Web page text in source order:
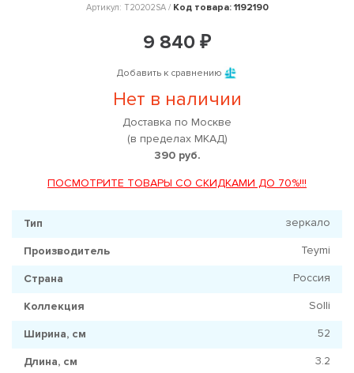
Артикул: T20202SA / Код товара: 1192190
9 840 ₽
Добавить к сравнению
Нет в наличии
Доставка по Москве
(в пределах МКАД)
390 руб.
ПОСМОТРИТЕ ТОВАРЫ СО СКИДКАМИ ДО 70%!!!
Тип зеркало
Производитель Teymi
Страна Россия
Коллекция Solli
Ширина, см 52
Длина, см 3.2